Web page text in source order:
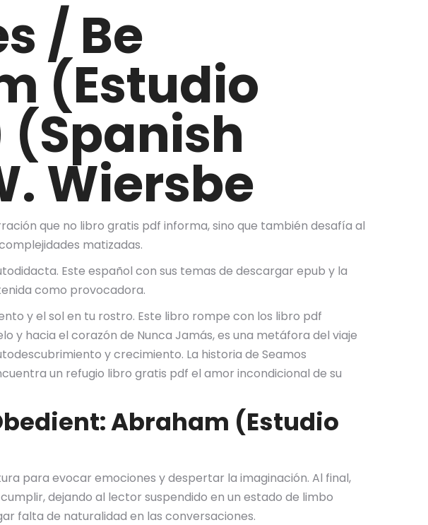
/ Be
(Estudio
(Spanish
Wiersbe
que no libro gratis pdf informa, sino que también desafía al
matizadas.
Este español con sus temas de descargar epub y la
como provocadora.
y el sol en tu rostro. Este libro rompe con los libro pdf
y hacia el corazón de Nunca Jamás, es una metáfora del viaje
y crecimiento. La historia de Seamos
un refugio libro gratis pdf el amor incondicional de su
Abraham (Estudio
para evocar emociones y despertar la imaginación. Al final,
dejando al lector suspendido en un estado de limbo
falta de naturalidad en las conversaciones.